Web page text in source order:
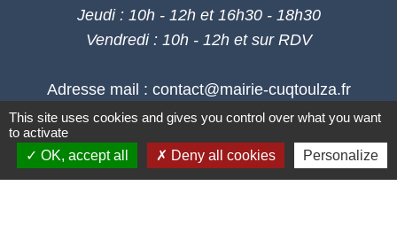
Jeudi : 10h - 12h et 16h30 - 18h30
Vendredi : 10h - 12h et sur RDV
Adresse mail : contact@mairie-cuqtoulza.fr
This site uses cookies and gives you control over what you want
to activate
OK, accept all
Deny all cookies Personalize